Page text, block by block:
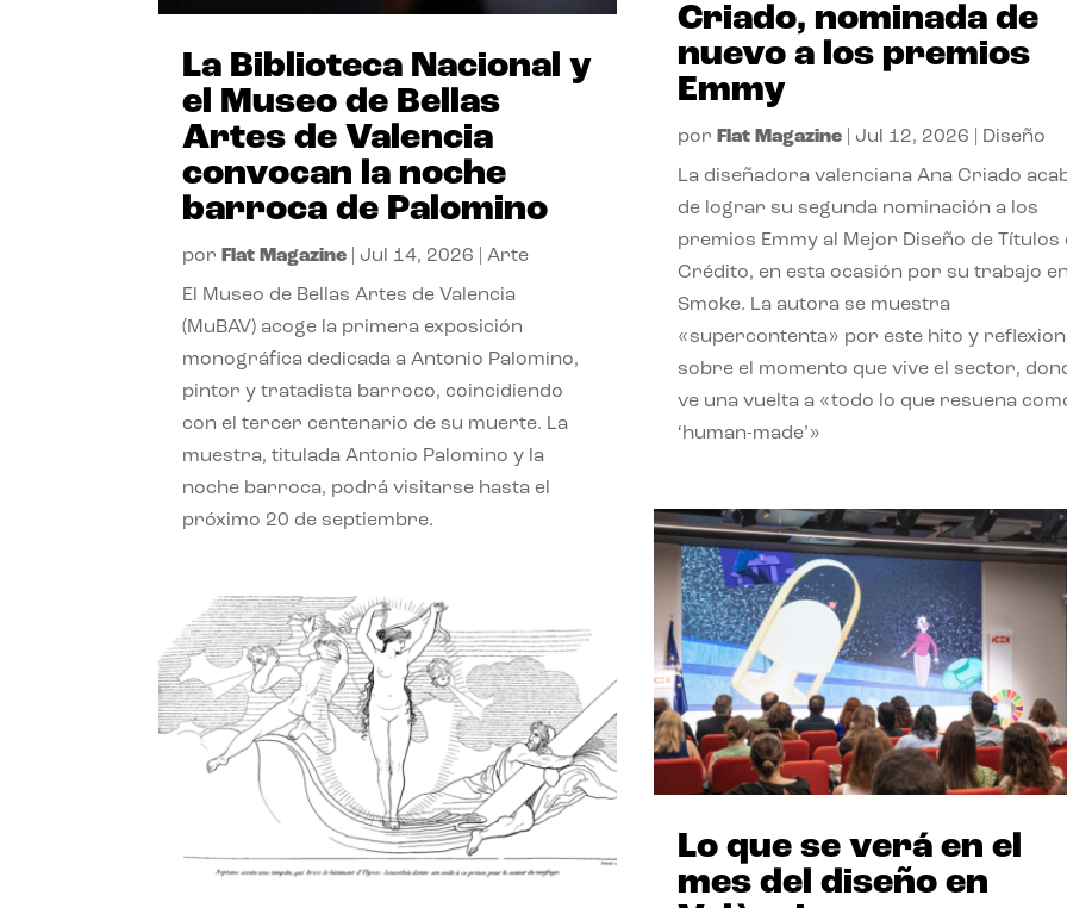
La Biblioteca Nacional y
el Museo de Bellas
Artes de Valencia
convocan la noche
barroca de Palomino
por Flat Magazine Jul 14, 2026 |Arte
El Museo de Bellas Artes de Valencia
(MuBAV) acoge la primera exposición
monográfica dedicada a Antonio Palomino,
pintor y tratadista barroco, coincidiendo
con el tercer centenario de su muerte. La
muestra, titulada Antonio Palomino y la
noche barroca, podrá visitarse hasta el
próximo 20 de septiembre.
Criado, nominada de
nuevo a los premios
Emmy
por Flat Magazine| Jul 12, 2026 Diseño
La diseñadora valenciana Ana Criado
de lograr su segunda nominación a los
premios Emmy al Mejor Diseño de Títulos
Crédito, en esta ocasión por su trabajo
Smoke. La autora se muestra
«supercontenta» por este hito y
sobre el momento que vive el sector,
ve una vuelta a «todo lo que resuena
‘human-made’»
Lo que se verá en el
mes del diseño en